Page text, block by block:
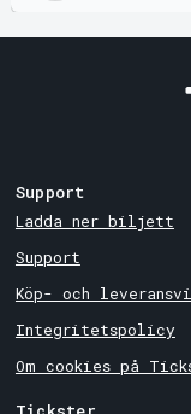
Support
Ladda ner biljett
Support
Köp- och
Integritetspolicy
Om cookies på
Tickster